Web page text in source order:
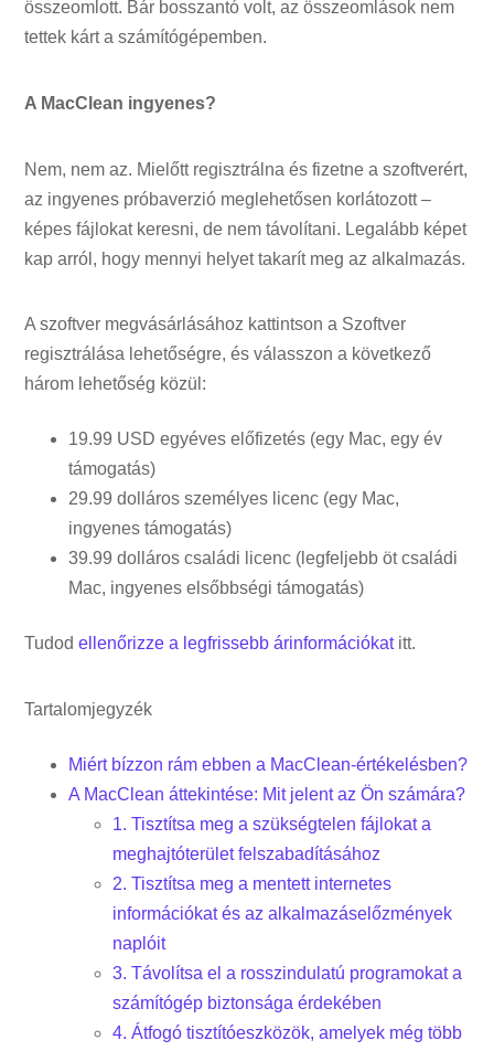
összeomlott. Bár bosszantó volt, az összeomlások nem
tettek kárt a számítógépemben.
A MacClean ingyenes?
Nem, nem az. Mielőtt regisztrálna és fizetne a szoftverért,
az ingyenes próbaverzió meglehetősen korlátozott –
képes fájlokat keresni, de nem távolítani. Legalább képet
kap arról, hogy mennyi helyet takarít meg az alkalmazás.
A szoftver megvásárlásához kattintson a Szoftver
regisztrálása lehetőségre, és válasszon a következő
három lehetőség közül:
19.99 USD egyéves előfizetés (egy Mac, egy év
támogatás)
29.99 dolláros személyes licenc (egy Mac,
ingyenes támogatás)
39.99 dolláros családi licenc (legfeljebb öt családi
Mac, ingyenes elsőbbségi támogatás)
Tudodellenőrizze a legfrissebb árinformációkatitt.
Tartalomjegyzék
Miért bízzon rám ebben a MacClean-értékelésben?
A MacClean áttekintése: Mit jelent az Ön számára?
1. Tisztítsa meg a szükségtelen fájlokat a
meghajtóterület felszabadításához
2. Tisztítsa meg a mentett internetes
információkat és az alkalmazáselőzmények
naplóit
3. Távolítsa el a rosszindulatú programokat a
számítógép biztonsága érdekében
4. Átfogó tisztítóeszközök, amelyek még több